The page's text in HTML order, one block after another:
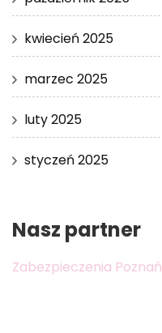
kwiecień 2025
marzec 2025
luty 2025
styczeń 2025
Nasz partner
Zabezpieczenia Poznań